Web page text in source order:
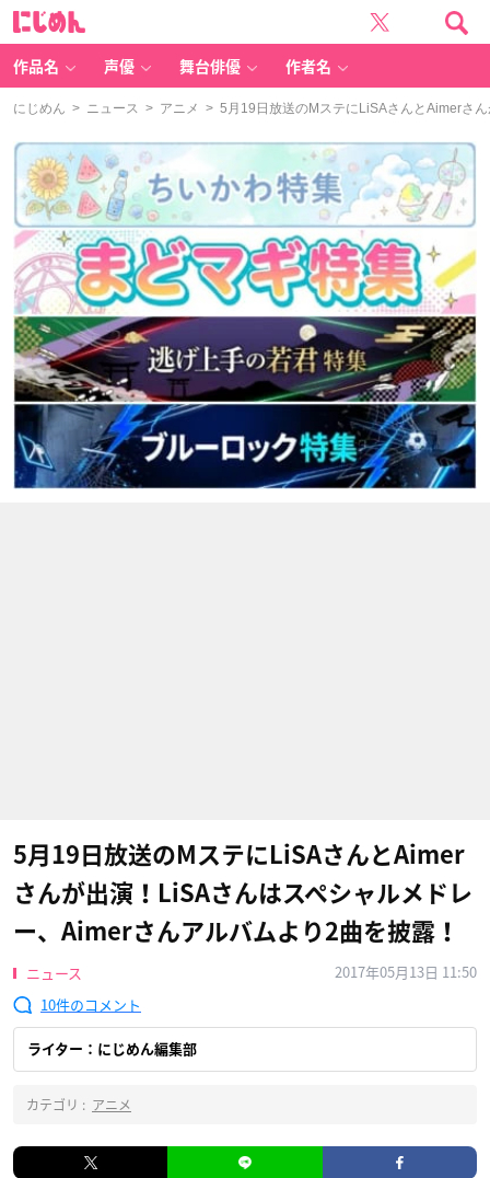
作品名 声優 舞台俳優 作者名
にじめん > ニュース > アニメ > 5月19日放送のMステにLiSAさんとAimerさ
5月19日放送のMステにLiSAさんとAimer
さんが出演！LiSAさんはスペシャルメドレ
ー、Aimerさんアルバムより2曲を披露！
ニュース
2017年05月13日 11:50
10
ライター：にじめん編集部
カテゴリ : アニメ